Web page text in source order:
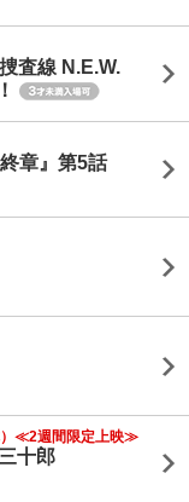
査線 N.E.W.
章』第5話
）≪2週間限定上映≫
十郎